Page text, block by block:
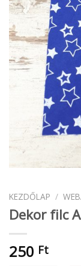
KEZDŐLAP /
Dekor filc
250 Ft